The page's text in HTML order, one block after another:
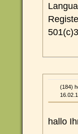
(184)
hallo